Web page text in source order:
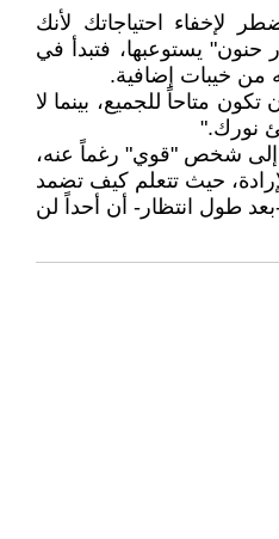
لإخفاء احتياجاتك لأنك
حنون" يستوعبها، فتبدأ في
من خيبات إضافية.
متاحاً للجميع، بينما لا
نورك."
إلى شخص "قوي" رغماً عنه،
حيث تتعلم كيف تضمد
طول انتظار- أن أحداً لن